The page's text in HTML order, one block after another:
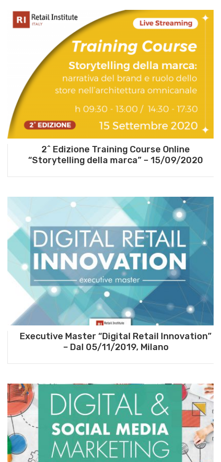
2^ Edizione Training Course Online
“Storytelling della marca” – 15/09/2020
Executive Master “Digital Retail Innovation”
– Dal 05/11/2019, Milano